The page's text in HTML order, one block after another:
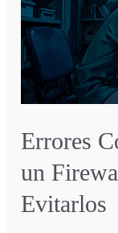
Errores
un
Evitarlos